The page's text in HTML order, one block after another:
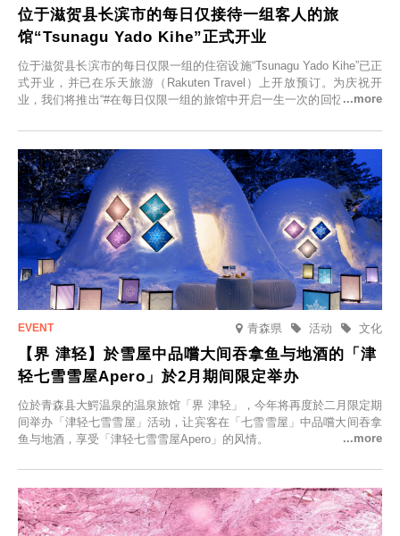
位于滋贺县长滨市的每日仅接待一组客人的旅
馆“Tsunagu Yado Kihe”正式开业
位于滋贺县长滨市的每日仅限一组的住宿设施“Tsunagu Yado Kihe”已正
式开业，并已在乐天旅游（Rakuten Travel）上开放预订。为庆祝开
业，我们将推出“#在每日仅限一组的旅馆中开启一生一次的回忆之旅”活
在此与重要之人共度一段难忘的特别时光。
青森県 文化
活动
【界 津轻】於雪屋中品嚐大间吞拿鱼与地酒的「津
轻七雪雪屋Apero」於2月期间限定举办
位於青森县大鰐温泉的温泉旅馆「界 津轻」，今年将再度於二月限定期
间举办「津轻七雪雪屋」活动，让宾客在「七雪雪屋」中品嚐大间吞拿
鱼与地酒，享受「津轻七雪雪屋Apero」的风情。